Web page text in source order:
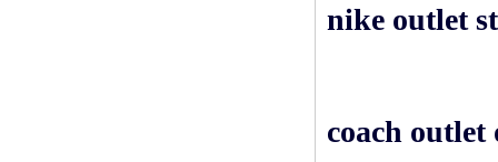
nike outlet
coach outlet